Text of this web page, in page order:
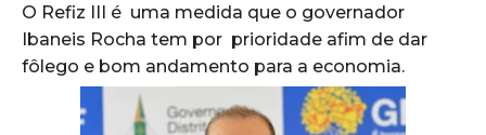
O Refiz III é uma medida que o governador
Ibaneis Rocha tem por prioridade afim de dar
fôlego e bom andamento para a economia.